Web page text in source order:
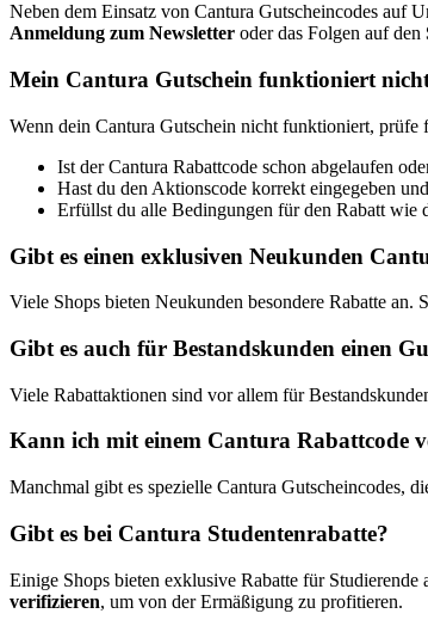
Neben dem Einsatz von Cantura Gutscheincodes auf
Anmeldung zum Newsletter oder das Folgen auf den
Mein Cantura Gutschein funktioniert
Wenn dein Cantura Gutschein nicht funktioniert, prüfe
Ist der Cantura Rabattcode schon abgelaufen
Hast du den Aktionscode korrekt eingegeben
Erfüllst du alle Bedingungen für den Rabatt wie
Gibt es einen exklusiven Neukunden
Viele Shops bieten Neukunden besondere Rabatte
Gibt es auch für Bestandskunden einen
Viele Rabattaktionen sind vor allem für
Kann ich mit einem Cantura Rabattcode
Manchmal gibt es spezielle Cantura Gutscheincodes,
Gibt es bei Cantura Studentenrabatte?
Einige Shops bieten exklusive Rabatte für
verifizieren, um von der Ermäßigung zu profitieren.